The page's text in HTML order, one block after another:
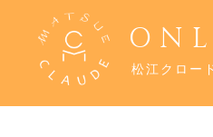
松江クロー